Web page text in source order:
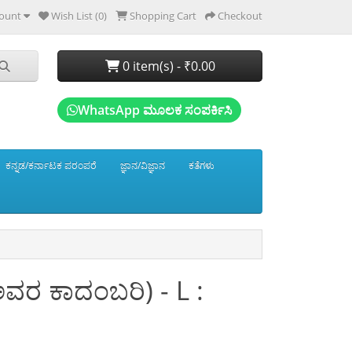
Wish List (0) Shopping Cart Checkout
0 item(s) - ₹0.00
WhatsApp ಮೂಲಕ ಸಂಪರ್ಕಿಸಿ
ಕನ್ನಡ/ಕರ್ನಾಟಕ ಪರಂಪರೆ ಜ್ಞಾನ/ವಿಜ್ಞಾನ ಕತೆಗಳು
ಕಾದಂಬರಿ) - L :